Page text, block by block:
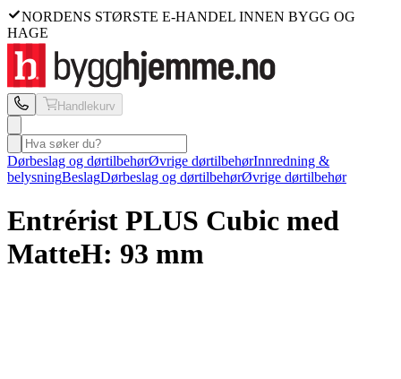
NORDENS STØRSTE E-HANDEL INNEN BYGG OG
HAGE
Handlekurv
Dørbeslag og dørtilbehørØvrige dørtilbehørInnredning &
belysningBeslagDørbeslag og dørtilbehørØvrige dørtilbehør
Entrérist PLUS Cubic med
MatteH: 93 mm